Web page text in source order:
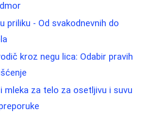
priliku - Od svakodnevnih do
kroz negu lica: Odabir pravih
mleka za telo za osetljivu i suvu